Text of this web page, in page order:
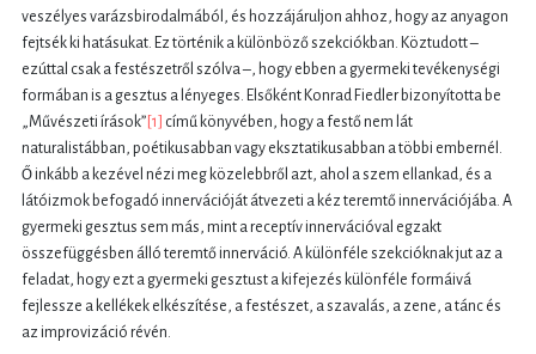
veszélyes varázsbirodalmából, és hozzájáruljon ahhoz, hogy az anyagon
fejtsék ki hatásukat. Ez történik a különböző szekciókban. Köztudott –
ezúttal csak a festészetről szólva –, hogy ebben a gyermeki tevékenységi
formában is a gesztus a lényeges. Elsőként Konrad Fiedler bizonyította be
„Művészeti írások” [1] című könyvében, hogy a festő nem lát
naturalistábban, poétikusabban vagy eksztatikusabban a többi embernél.
Ő inkább a kezével nézi meg közelebbről azt, ahol a szem ellankad, és a
látóizmok befogadó innervációját átvezeti a kéz teremtő innervációjába. A
gyermeki gesztus sem más, mint a receptív innervációval egzakt
összefüggésben álló teremtő innerváció. A különféle szekcióknak jut az a
feladat, hogy ezt a gyermeki gesztust a kifejezés különféle formáivá
fejlessze a kellékek elkészítése, a festészet, a szavalás, a zene, a tánc és
az improvizáció révén.